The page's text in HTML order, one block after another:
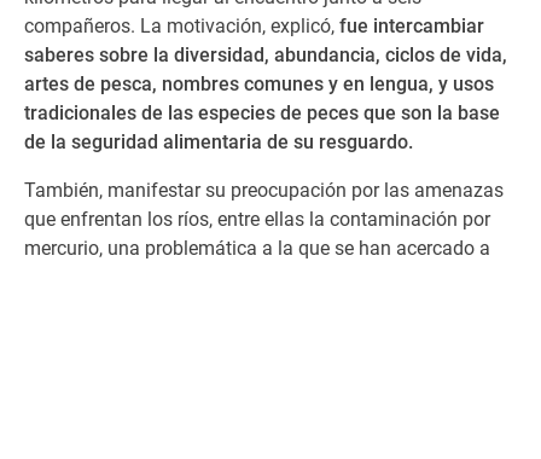
compañeros. La motivación, explicó, fue intercambiar
saberes sobre la diversidad, abundancia, ciclos de vida,
artes de pesca, nombres comunes y en lengua, y usos
tradicionales de las especies de peces que son la base
de la seguridad alimentaria de su resguardo.
También, manifestar su preocupación por las amenazas
que enfrentan los ríos, entre ellas la contaminación por
mercurio, una problemática a la que se han acercado a